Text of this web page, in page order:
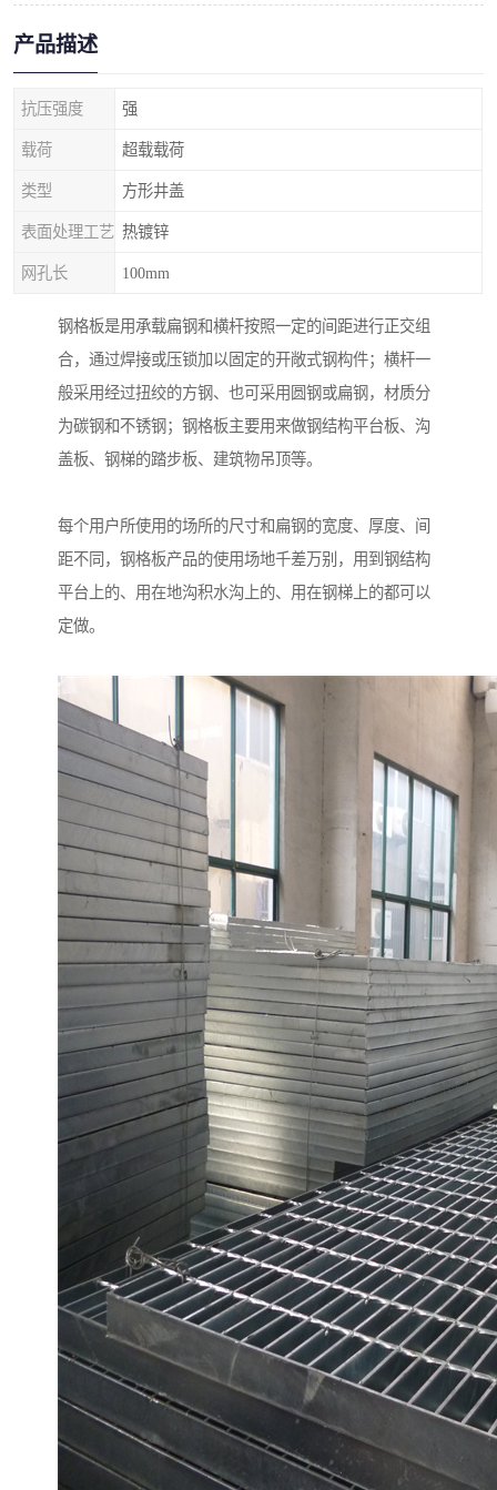
产品描述
抗压强度 强
载荷 超载载荷
类型 方形井盖
表面处理工艺 热镀锌
网孔长 100mm
钢格板是用承载扁钢和横杆按照一定的间距进行正交组
合，通过焊接或压锁加以固定的开敞式钢构件；横杆一
般采用经过扭绞的方钢、也可采用圆钢或扁钢，材质分
为碳钢和不锈钢；钢格板主要用来做钢结构平台板、沟
盖板、钢梯的踏步板、建筑物吊顶等。
每个用户所使用的场所的尺寸和扁钢的宽度、厚度、间
距不同，钢格板产品的使用场地千差万别，用到钢结构
平台上的、用在地沟积水沟上的、用在钢梯上的都可以
定做。